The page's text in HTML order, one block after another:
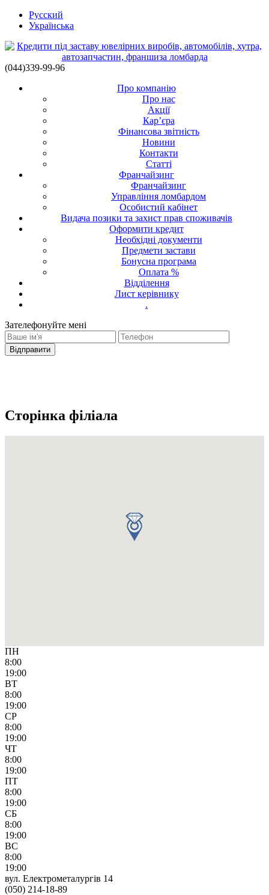
Русский
Українська
(044)339-99-96
Про компанію
Про нас
Акції
Кар’єра
Фінансова звітність
Новини
Контакти
Статті
Франчайзинг
Франчайзинг
Управління ломбардом
Особистий кабінет
Видача позики та захист прав споживачів
Оформити кредит
Необхідні документи
Предмети застави
Бонусна програма
Оплата %
Відділення
Лист керівнику
.
Зателефонуйте мені
Сторінка філіала
ПН
8:00
19:00
ВТ
8:00
19:00
СР
8:00
19:00
ЧТ
8:00
19:00
ПТ
8:00
19:00
СБ
8:00
19:00
ВС
8:00
19:00
вул. Електрометалургів 14
(050) 214-18-89